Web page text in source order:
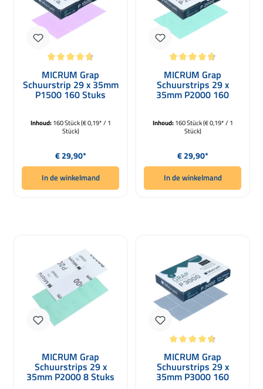
MICRUM Grap
Schuurstrip 29 x 35mm
P1500 160 Stuks
Inhoud:160 Stück(€ 0,19* / 1
Stück)
Normale prijs:
€ 29,90*
In de winkelmand
MICRUM Grap
Schuurstrips 29 x
35mm P2000 160
Inhoud:160 Stück(€ 0,19* / 1
Stück)
Normale prijs:
€ 29,90*
In de winkelmand
MICRUM Grap
Schuurstrips 29 x
35mm P2000 8 Stuks
Gemiddelde waardering van 4.75
MICRUM Grap
Schuurstrips 29 x
35mm P3000 160